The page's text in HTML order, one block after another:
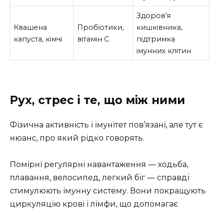
Квашена
капуста, кімчі
Пробіотики,
вітамін С
Здоров’я
кишківника,
підтримка
імунних клітин
Рух, стрес і те, що між ними
Фізична активність і імунітет пов’язані, але тут є
нюанс, про який рідко говорять.
Помірні регулярні навантаження — ходьба,
плавання, велосипед, легкий біг — справді
стимулюють імунну систему. Вони покращують
циркуляцію крові і лімфи, що допомагає